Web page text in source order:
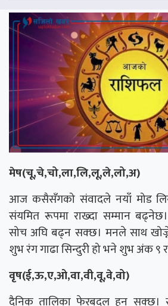
मेष(चू,चे,चो,ला,लि,लू,ले,लो,अ)
आज कसैसँगको संवादले नयाँ मोड
संयमित रूपमा राख्दा सम्मान
सोच अघि बढ्न सक्छ। मनले साथ
शुभ रंग गाढा सिन्दुरी हो भने शुभ अंक ९
वृष(ई,ऊ,ए,ओ,वा,वी,वू,वे,वो)
दैनिक तालिका फेरबदल हुन सक्छ।